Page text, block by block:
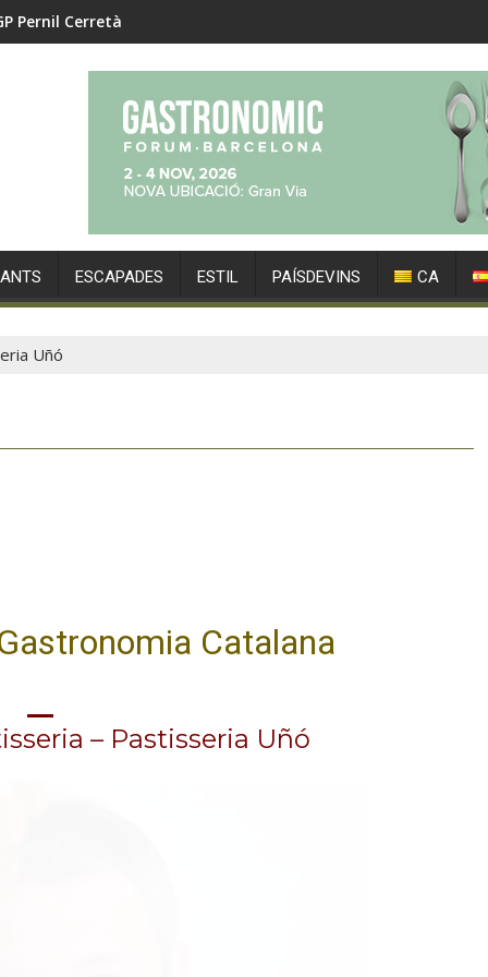
Pernil Cerretà
ESCAPADES ESTIL PAÍSDEVINS CA
Uñó
Catalana
– Pastisseria Uñó